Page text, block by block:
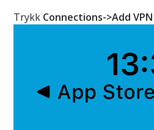
Trykk Connections->Add